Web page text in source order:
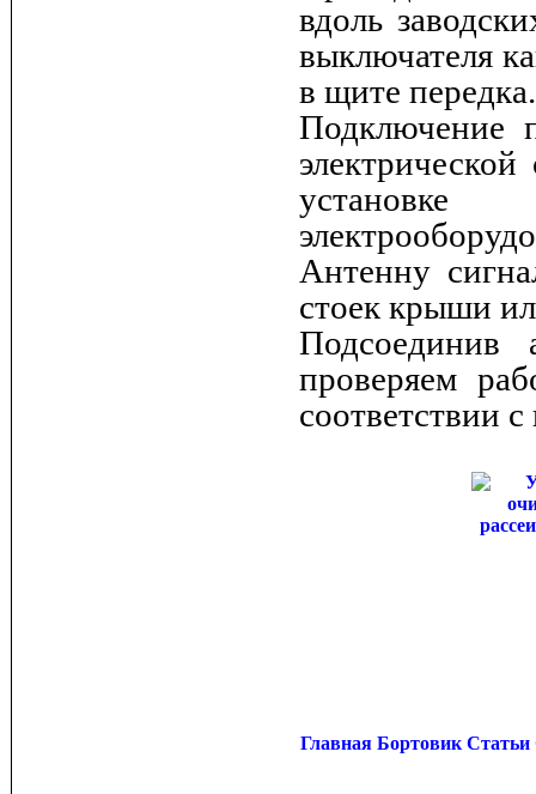
вдоль
выключателя
в щите передка.
Подключение
Антенну
стоек крыши
Подсоединив
проверяем
соответствии
Главная Бортовик Статьи